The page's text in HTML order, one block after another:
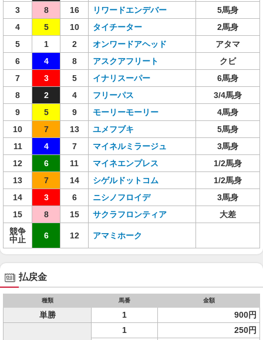
3
8 16 リワードエンデバー
5馬身
4
5 10 タイチーター
2馬身
5
1 2 オンワードアヘッド
アタマ
6
4 8 アスクアフリート
クビ
7
3 5 イナリスーパー
6馬身
8
2 4 フリーパス
3/4馬身
9
5 9 モーリーモーリー
4馬身
10
7 13 ユメフブキ
5馬身
11
4 7 マイネルミラージュ
3馬身
12
6 11 マイネエンプレス
1/2馬身
13
7 14 シゲルドットコム
1/2馬身
14
3 6 ニシノフロイデ
3馬身
15
8 15 サクラフロンティア
大差
競争
中止
6 12 アマミホーク
払戻金
種類 馬番 金額
単勝 1 900円
1
250円